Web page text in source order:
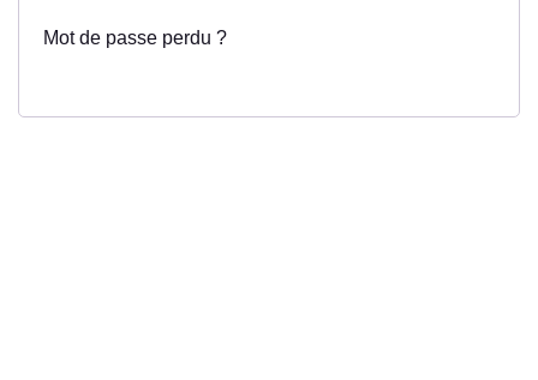
Mot de passe perdu ?